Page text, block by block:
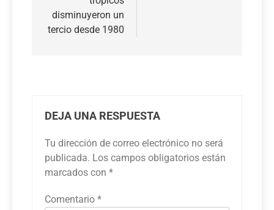
disminuyeron un
tercio desde 1980
DEJA UNA RESPUESTA
Tu dirección de correo electrónico no será
publicada. Los campos obligatorios están
marcados con *
Comentario *